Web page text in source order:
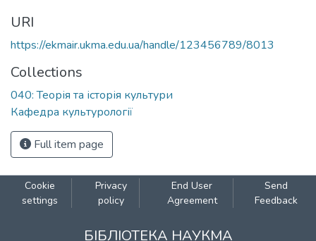
URI
https://ekmair.ukma.edu.ua/handle/123456789/8013
Collections
040: Теорія та історія культури
Кафедра культурології
Full item page
Cookie
settings
Privacy
policy
End User
Agreement
Send
Feedback
БІБЛІОТЕКА НАУКМА